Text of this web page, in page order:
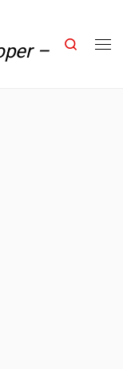
–
Search